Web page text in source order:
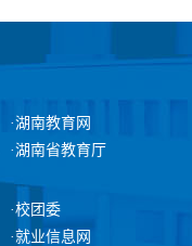
·湖南教育网
·湖南省教育厅
·校团委
·就业信息网